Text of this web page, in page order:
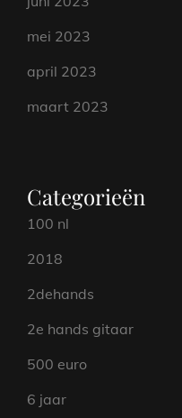
mei 2023
april 2023
maart 2023
Categorieën
100 nl
2018
2dehands
2e hands gitaar
500 euro
6 jaar